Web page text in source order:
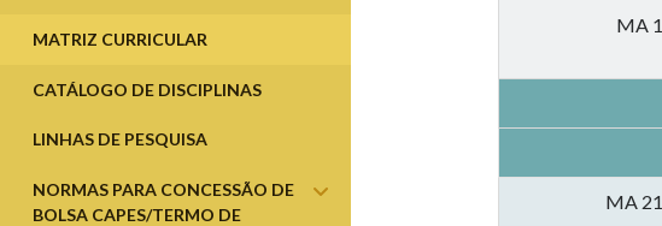
MATRIZ CURRICULAR
CATÁLOGO DE DISCIPLINAS
LINHAS DE PESQUISA
NORMAS PARA CONCESSÃO DE
BOLSA CAPES/TERMO DE
abrir
MA
MA